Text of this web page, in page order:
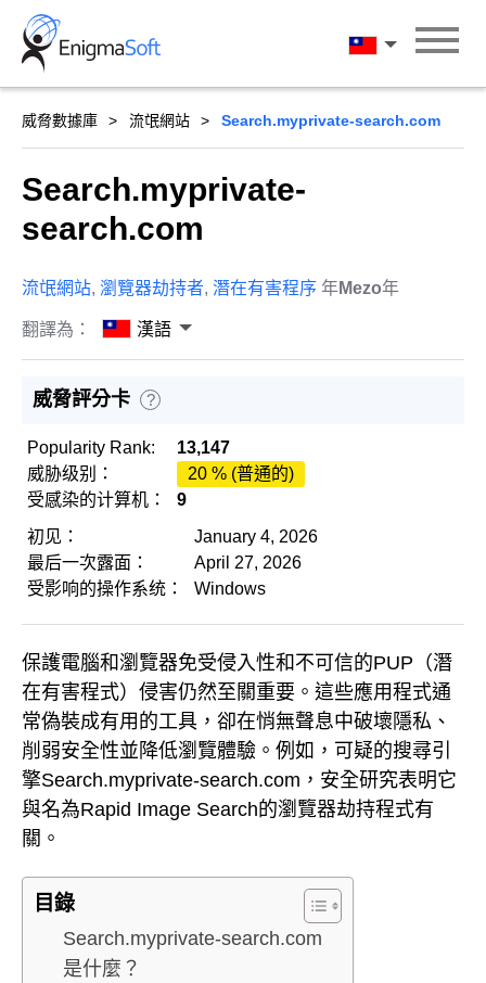
Skip
content
漢語
威脅數據庫 流氓網站 Search.myprivate-search.com
Search.myprivate-
search.com
流氓網站, 瀏覽器劫持者, 潛在有害程序 年Mezo年
翻譯為： 漢語
威脅評分卡 ?
Popularity Rank:
13,147
威胁级别：
20 % (普通的)
受感染的计算机：
9
初见：
January 4, 2026
最后一次露面：
April 27, 2026
受影响的操作系统：
Windows
保護電腦和瀏覽器免受侵入性和不可信的PUP（潛
在有害程式）侵害仍然至關重要。這些應用程式通
常偽裝成有用的工具，卻在悄無聲息中破壞隱私、
削弱安全性並降低瀏覽體驗。例如，可疑的搜尋引
擎Search.myprivate-search.com，安全研究表明它
與名為Rapid Image Search的瀏覽器劫持程式有
關。
目錄
Search.myprivate-search.com
是什麼？